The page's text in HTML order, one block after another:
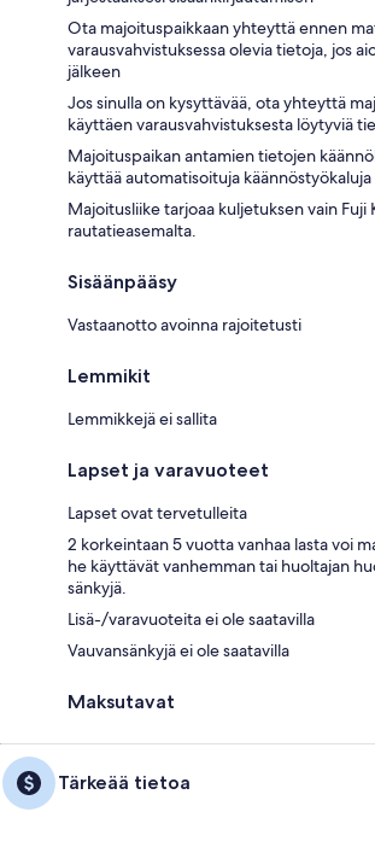
Ota majoituspaikkaan yhteyttä ennen
varausvahvistuksessa olevia tietoja, jos
jälkeen
Jos sinulla on kysyttävää, ota yhteyttä
käyttäen varausvahvistuksesta löytyviä
Majoituspaikan antamien tietojen
käyttää automatisoituja käännöstyökaluja
Majoitusliike tarjoaa kuljetuksen vain Fuji
rautatieasemalta.
Sisäänpääsy
Vastaanotto avoinna rajoitetusti
Lemmikit
Lemmikkejä ei sallita
Lapset ja varavuoteet
Lapset ovat tervetulleita
2 korkeintaan 5 vuotta vanhaa lasta voi
he käyttävät vanhemman tai huoltajan
sänkyjä.
Lisä-/varavuoteita ei ole saatavilla
Vauvansänkyjä ei ole saatavilla
Maksutavat
Tärkeää tietoa